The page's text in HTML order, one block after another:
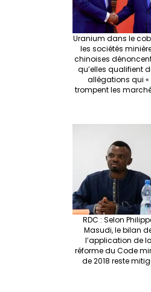
Uranium dans le
les sociétés
chinoises
qu’elles qualifient
allégations qui «
trompent les
RDC : Selon
Masudi, le bilan
l’application de la
réforme du Code
de 2018 reste